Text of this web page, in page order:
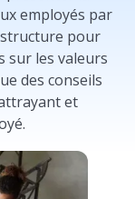
employés par
pour
sur les valeurs
des conseils
et